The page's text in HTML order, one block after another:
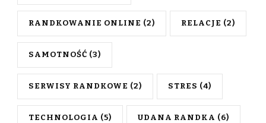
RANDKOWANIE ONLINE (2) RELACJE (2)
SAMOTNOŚĆ (3)
SERWISY RANDKOWE (2) STRES (4)
TECHNOLOGIA (5) UDANA RANDKA (6)